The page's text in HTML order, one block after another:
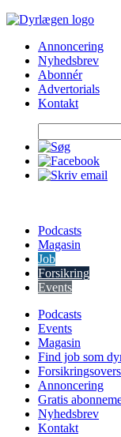
Skip
contentAnnoncering
Nyhedsbrev
Abonnér
Advertorials
Kontakt
Podcasts
Magasin
Job
Forsikring
Events
Podcasts
Events
Magasin
Find job som
Annoncering
Gratis
Nyhedsbrev
Kontakt